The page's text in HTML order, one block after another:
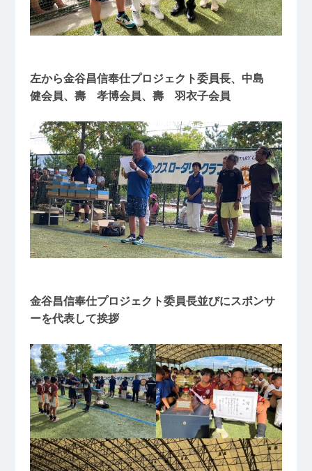
左から金谷昌信奉仕プロジェクト委員長、中島
健会員、壽 孝博会員、壽 羽衣子会員
金谷昌信奉仕プロジェクト委員長並びにスポンサ
ーを代表して挨拶